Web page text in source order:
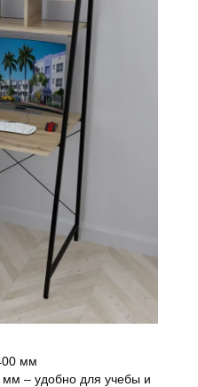
мм
– удобно для учебы и